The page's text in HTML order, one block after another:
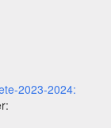
2023-2024: